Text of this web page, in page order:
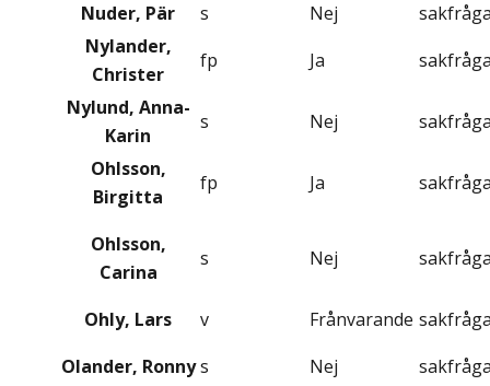
Nuder, Pär
s Nej
Nylander,
Christer
fp Ja
Nylund, Anna-
Karin
s Nej
Ohlsson,
Birgitta
fp Ja
Ohlsson,
Carina
s Nej
Ohly, Lars v Frånvarande
Olander, Ronny s Nej